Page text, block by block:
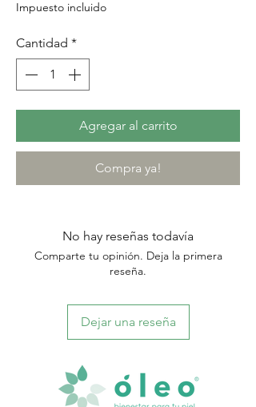
Impuesto incluido
Cantidad *
Agregar al carrito
Compra ya!
No hay reseñas todavía
Comparte tu opinión. Deja la primera
reseña.
Dejar una reseña